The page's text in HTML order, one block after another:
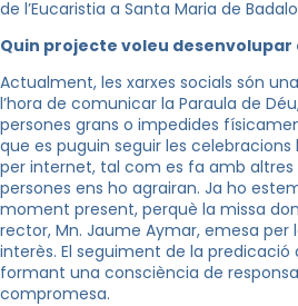
de l’Eucaristia a Santa Maria de
Quin projecte voleu desenvolupar
Actualment, les xarxes socials són
l’hora de comunicar la Paraula de
persones grans o impedides
que es puguin seguir les
per internet, tal com es fa amb
persones ens ho agrairan. Ja ho
moment present, perquè la missa
rector, Mn. Jaume Aymar, emesa per
interès. El seguiment de la predicació
formant una consciència de
compromesa.